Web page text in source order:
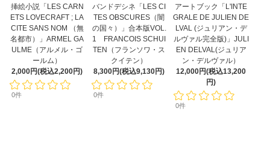
挿絵小説「LES CARN
ETS LOVECRAFT ; LA
CITE SANS NOM （無
名都市）」ARMEL GA
ULME（アルメル・ゴ
ールム）
2,000円(税込2,200円)
0件
バンドデシネ「LES CI
TES OBSCURES（闇
の国々）」合本版VOL.
1 FRANCOIS SCHUI
TEN（フランソワ・ス
クイテン）
8,300円(税込9,130円)
0件
アートブック「L'INTE
GRALE DE JULIEN DE
LVAL (ジュリアン・デ
ルヴァル完全版)」JULI
EN DELVAL(ジュリア
ン・デルヴァル）
12,000円(税込13,200
円)
0件